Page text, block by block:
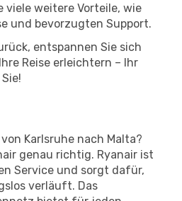
viele weitere Vorteile, wie
und bevorzugten Support.
entspannen Sie sich
Reise erleichtern – Ihr
von Karlsruhe nach Malta?
genau richtig. Ryanair ist
Service und sorgt dafür,
verläuft. Das